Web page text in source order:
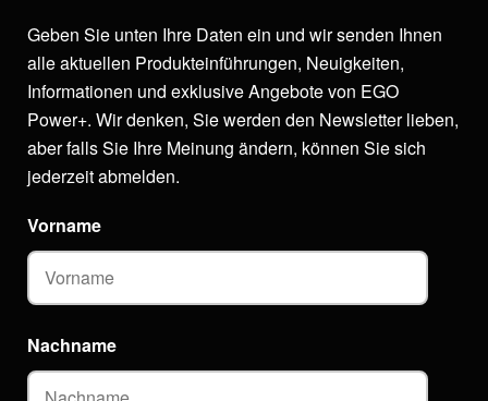
Geben Sie unten Ihre Daten ein und wir senden Ihnen
alle aktuellen Produkteinführungen, Neuigkeiten,
Informationen und exklusive Angebote von EGO
Power+. Wir denken, Sie werden den Newsletter lieben,
aber falls Sie Ihre Meinung ändern, können Sie sich
jederzeit abmelden.
Vorname
Nachname